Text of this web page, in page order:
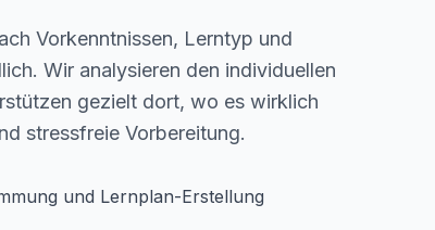
Vorkenntnissen, Lerntyp und
Wir analysieren den individuellen
gezielt dort, wo es wirklich
stressfreie Vorbereitung.
und Lernplan-Erstellung